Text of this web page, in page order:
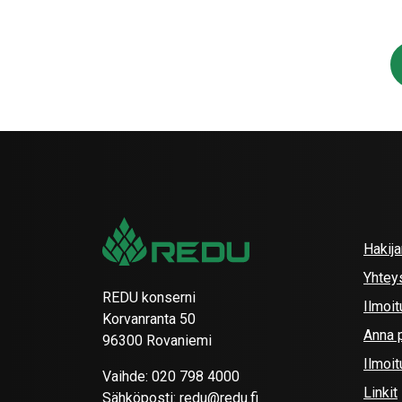
REDU konserni
Korvanranta 50
96300 Rovaniemi
Vaihde: 020 798 4000
Sähköposti: redu@redu.fi
Anna
Linkit